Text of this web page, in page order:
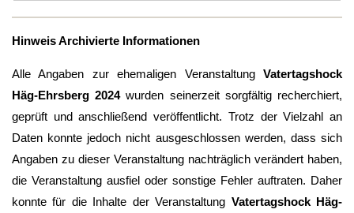
Hinweis Archivierte Informationen
Alle Angaben zur ehemaligen Veranstaltung Vatertagshock
Häg-Ehrsberg 2024wurden seinerzeit sorgfältig recherchiert,
geprüft und anschließend veröffentlicht. Trotz der Vielzahl an
Daten konnte jedoch nicht ausgeschlossen werden, dass sich
Angaben zu dieser Veranstaltung nachträglich verändert haben,
die Veranstaltung ausfiel oder sonstige Fehler auftraten. Daher
konnte für die Inhalte der Veranstaltung Vatertagshock Häg-